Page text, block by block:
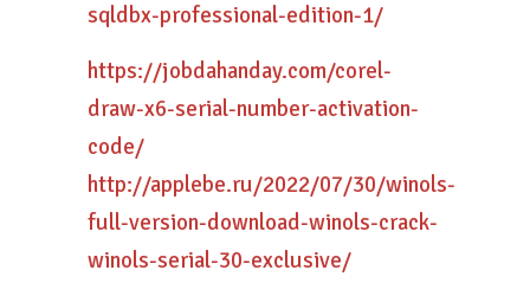
sqldbx-professional-edition-1/
https://jobdahanday.com/corel-
draw-x6-serial-number-activation-
code/
http://applebe.ru/2022/07/30/winols-
full-version-download-winols-crack-
winols-serial-30-exclusive/